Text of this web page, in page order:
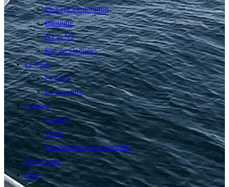
Plongée exploration
Baptême
N1 et N2
Site de plongées
Le Club
Le Club
La structure
Contact
Contact
Tarifs
Abonnement aux actualités
Nous situer
Liens